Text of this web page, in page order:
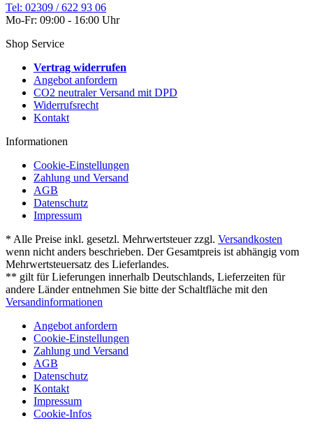
Tel: 02309 / 622 93 06
Mo-Fr: 09:00 - 16:00 Uhr
Shop Service
Vertrag widerrufen
Angebot anfordern
CO2 neutraler Versand mit DPD
Widerrufsrecht
Kontakt
Informationen
Cookie-Einstellungen
Zahlung und Versand
AGB
Datenschutz
Impressum
* Alle Preise inkl. gesetzl. Mehrwertsteuer zzgl. Versandkosten
wenn nicht anders beschrieben. Der Gesamtpreis ist abhängig vom
Mehrwertsteuersatz des Lieferlandes.
** gilt für Lieferungen innerhalb Deutschlands, Lieferzeiten für
andere Länder entnehmen Sie bitte der Schaltfläche mit den
Versandinformationen
Angebot anfordern
Cookie-Einstellungen
Zahlung und Versand
AGB
Datenschutz
Kontakt
Impressum
Cookie-Infos